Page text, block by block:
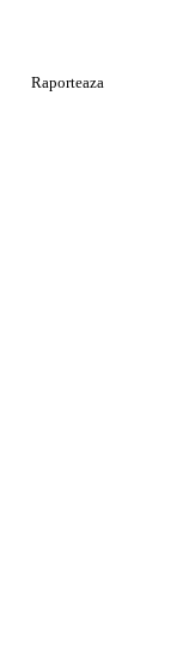
Raporteaza